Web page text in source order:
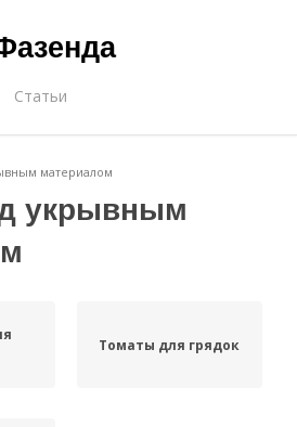
Статьи
материалом
укрывным
Томаты для грядок